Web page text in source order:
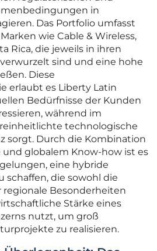
in
Das Portfolio umfasst
wie Cable & Wireless,
Rica, die jeweils in ihren
sind und eine hohe
Diese
erlaubt es Liberty Latin
Bedürfnisse der Kunden
während im
technologische
sorgt. Durch die Kombination
und globalem Know-how ist es
eine hybride
schaffen, die sowohl die
Besonderheiten
Stärke eines
nutzt, um groß
zu realisieren.